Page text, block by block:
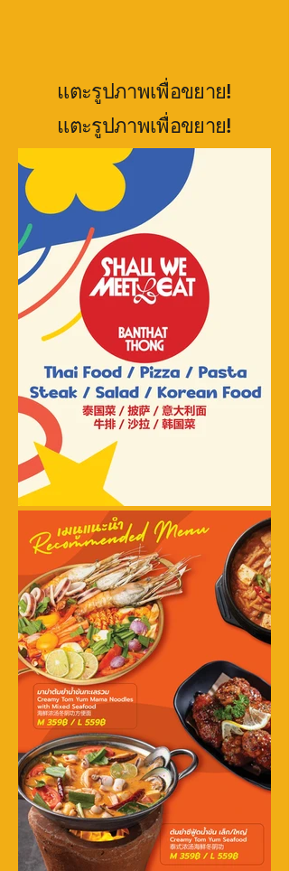
แตะรูปภาพเพื่อขยาย!
แตะรูปภาพเพื่อขยาย!